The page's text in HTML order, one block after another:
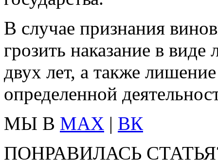
В случае признания
грозить наказание в
двух лет, а также
определенной
МЫ В MAX | ВК
ПОНРАВИЛАСЬ